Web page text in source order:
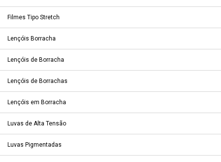
Filmes Tipo Stretch
Lençóis Borracha
Lençóis de Borracha
Lençóis de Borrachas
Lençóis em Borracha
Luvas de Alta Tensão
Luvas Pigmentadas